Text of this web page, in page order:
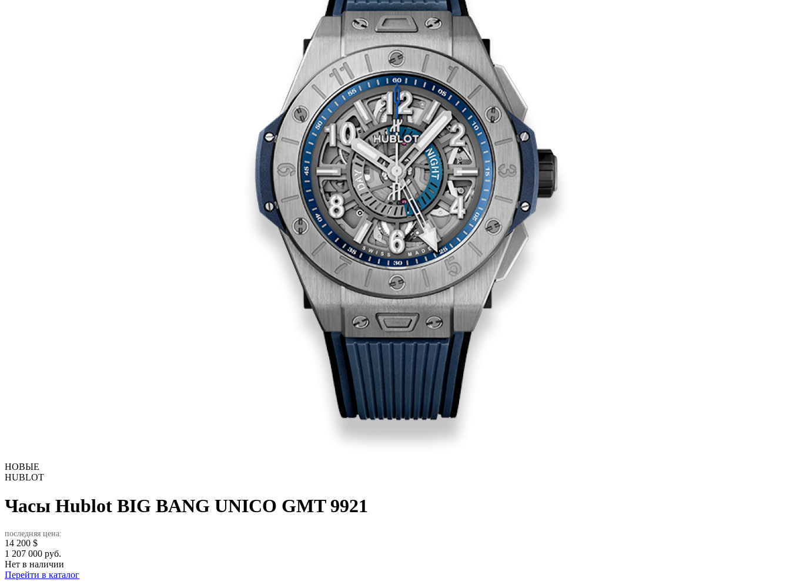
НОВЫЕ
HUBLOT
Часы Hublot BIG BANG UNICO GMT 9921
последняя цена:
14 200 $
1 207 000 руб.
Нет в наличии
Перейти в каталог